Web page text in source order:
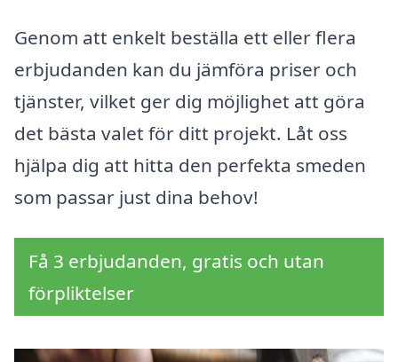
Genom att enkelt beställa ett eller flera
erbjudanden kan du jämföra priser och
tjänster, vilket ger dig möjlighet att göra
det bästa valet för ditt projekt. Låt oss
hjälpa dig att hitta den perfekta smeden
som passar just dina behov!
Få 3 erbjudanden, gratis och utan
förpliktelser